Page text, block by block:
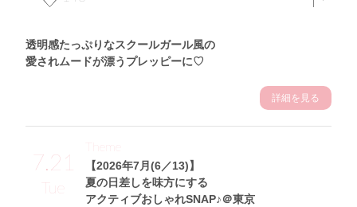
透明感たっぷりなスクールガール風の
愛されムードが漂うプレッピーに♡
詳細を見る
7.21
Tue
【2026年7月(6／13)】
夏の日差しを味方にする
アクティブおしゃれSNAP♪＠東京
Theme